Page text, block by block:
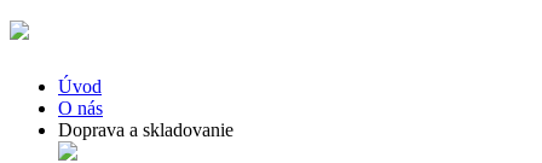
Úvod
O nás
Doprava a skladovanie